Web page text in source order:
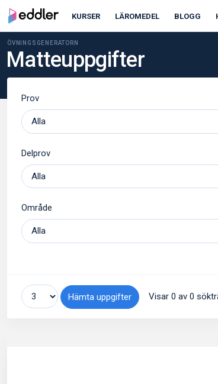
KURSER LÄROMEDEL BLOGG
ÖVNINGSGENERATORN
Matteuppgifter
Prov
Delprov
Område
Hämta uppgifter Visar 0 av 0